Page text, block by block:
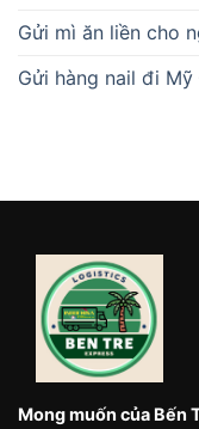
Gửi mì ăn liền cho
Gửi hàng nail đi
Mong muốn của Bến